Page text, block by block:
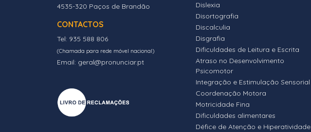
4535-320 Paços de Brandão
CONTACTOS
Tel: 935 588 806
(Chamada para rede móvel nacional)
Email: geral@pronunciar.pt
Dislexia
Disortografia
Discalculia
Disgrafia
Dificuldades de Leitura e Escrita
Atraso no Desenvolvimento
Psicomotor
Integração e Estimulação Sensorial
Coordenação Motora
Motricidade Fina
Dificuldades alimentares
Défice de Atenção e Hiperatividade